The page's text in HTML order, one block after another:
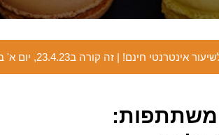
אינטרנטי חינם! | זה קורה ב23.4.23, יום א' בשעה 20:30